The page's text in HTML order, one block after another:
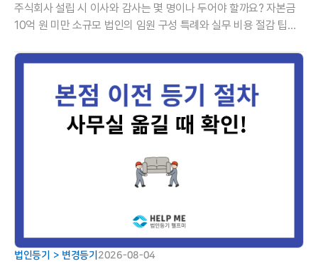
주식회사 설립 시 이사와 감사는 몇 명이나 두어야 할까요? 자본금
10억 원 미만 소규모 법인의 임원 구성 특례와 실무 비용 절감 팁을
법인등기 > 변경등기 2026-08-04